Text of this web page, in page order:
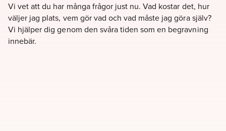
Vi vet att du har många frågor just nu. Vad kostar det, hur
väljer jag plats, vem gör vad och vad måste jag göra själv?
Vi hjälper dig genom den svåra tiden som en begravning
innebär.